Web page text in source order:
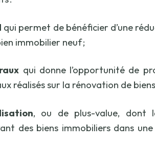
qui permet de bénéficier d’une
immobilier neuf ;
qui donne l’opportunité de
réalisés sur la rénovation de biens
, ou de plus-value, dont
des biens immobiliers dans